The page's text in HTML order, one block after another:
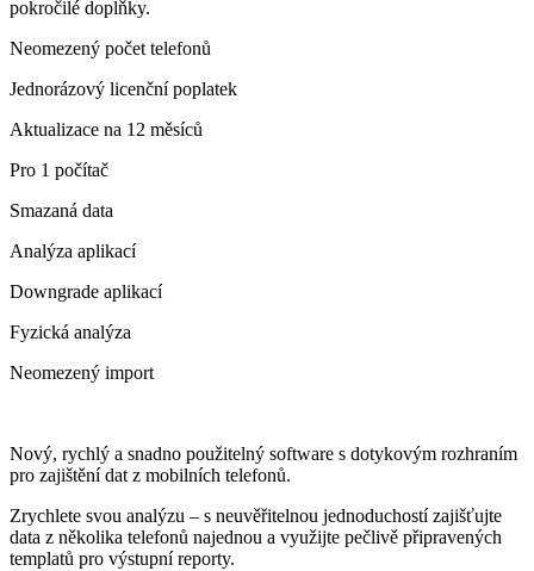
pokročilé doplňky.
Neomezený počet telefonů
Jednorázový licenční poplatek
Aktualizace na 12 měsíců
Pro 1 počítač
Smazaná data
Analýza aplikací
Downgrade aplikací
Fyzická analýza
Neomezený import
Nový, rychlý a snadno použitelný software s dotykovým rozhraním
pro zajištění dat z mobilních telefonů.
Zrychlete svou analýzu – s neuvěřitelnou jednoduchostí zajišťujte
data z několika telefonů najednou a využijte pečlivě připravených
templatů pro výstupní reporty.